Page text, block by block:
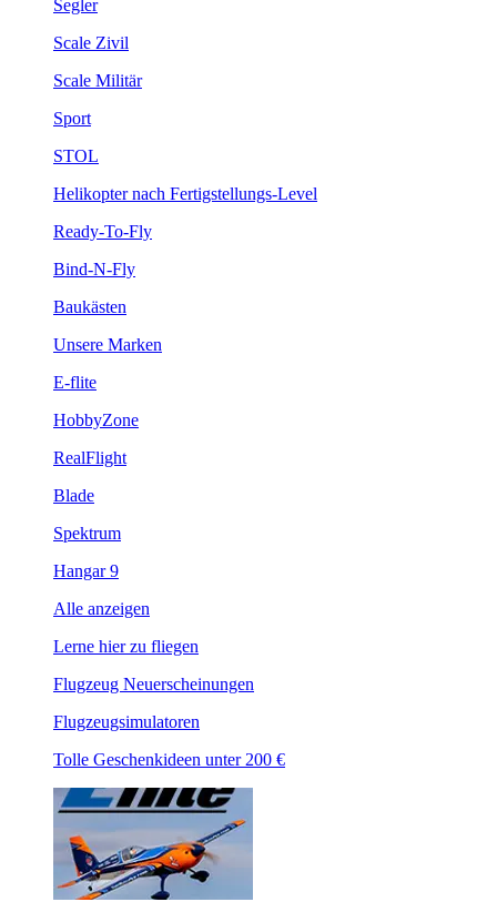
Segler
Scale Zivil
Scale Militär
Sport
STOL
Helikopter nach Fertigstellungs-Level
Ready-To-Fly
Bind-N-Fly
Baukästen
Unsere Marken
E-flite
HobbyZone
RealFlight
Blade
Spektrum
Hangar 9
Alle anzeigen
Lerne hier zu fliegen
Flugzeug Neuerscheinungen
Flugzeugsimulatoren
Tolle Geschenkideen unter 200 €